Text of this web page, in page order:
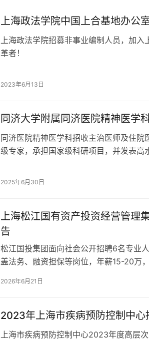
上海政法学院中国上合基地办公
上海政法学院招募非事业编制人员，加
革者！
2023年6月13日
同济大学附属同济医院精神医学
同济医院精神医学科招收主治医师及住
级专家，承担国家级科研项目，并发表高水平SCI论文。
2025年6月30日
上海松江国有资产投资经营管
告
松江国投集团面向社会公开招聘6名专业
盖法务、融资担保等岗位，年薪15-20万
2026年6月21日
2023年上海市疾病预防控制中心
上海市疾病预防控制中心2023年度高层